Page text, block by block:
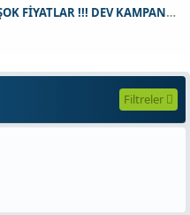
AÇILIŞIMIZA ÖZEL 5 Kişiye ŞOK FİYATLAR !!! DEV KAMPANYA | ikarusweb.com
Filtreler